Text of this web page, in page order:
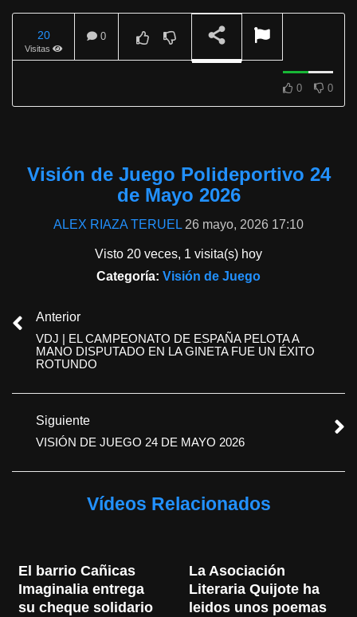
Visión de Juego 24 de
20
Visitas
0
0 0
Visión de Juego Polideportivo 24
de Mayo 2026
ALEX RIAZA TERUEL 26 mayo, 2026 17:10
Visto 20 veces, 1 visita(s) hoy
Categoría: Visión de Juego
Anterior
VDJ | EL CAMPEONATO DE ESPAÑA PELOTA A
MANO DISPUTADO EN LA GINETA FUE UN ÉXITO
ROTUNDO
Siguiente
VISIÓN DE JUEGO 24 DE MAYO 2026
Vídeos Relacionados
El barrio Cañicas
Imaginalia entrega
su cheque solidario
La Asociación
Literaria Quijote ha
leidos unos poemas